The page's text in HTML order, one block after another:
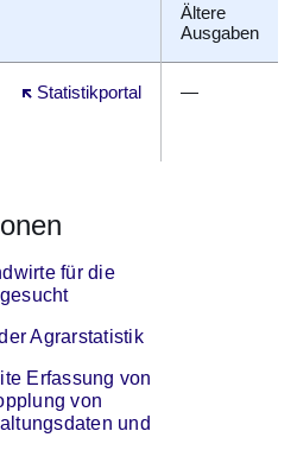
Ältere
Ausgaben
Statistikportal
Öffnet sich in einem neuen Fenster
—
für die
Agrarstatistik
Erfassung von
von
und